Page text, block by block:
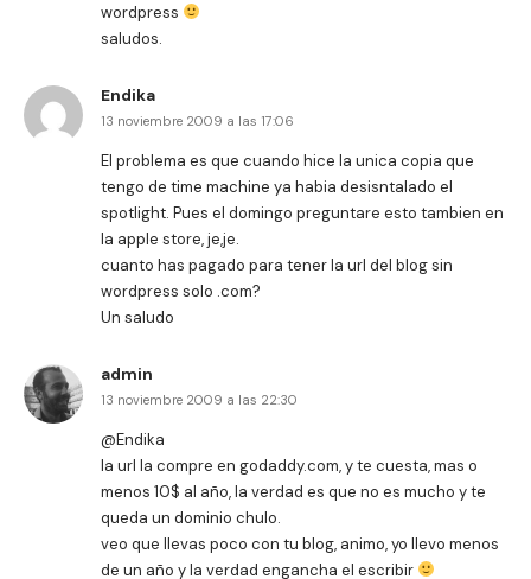
wordpress
saludos.
Endika
13 noviembre 2009 a las 17:06
El problema es que cuando hice la unica copia que
tengo de time machine ya habia desisntalado el
spotlight. Pues el domingo preguntare esto tambien en
la apple store, je,je.
cuanto has pagado para tener la url del blog sin
wordpress solo .com?
Un saludo
admin
13 noviembre 2009 a las 22:30
@Endika
la url la compre en godaddy.com, y te cuesta, mas o
menos 10$ al año, la verdad es que no es mucho y te
queda un dominio chulo.
veo que llevas poco con tu blog, animo, yo llevo menos
de un año y la verdad engancha el escribir